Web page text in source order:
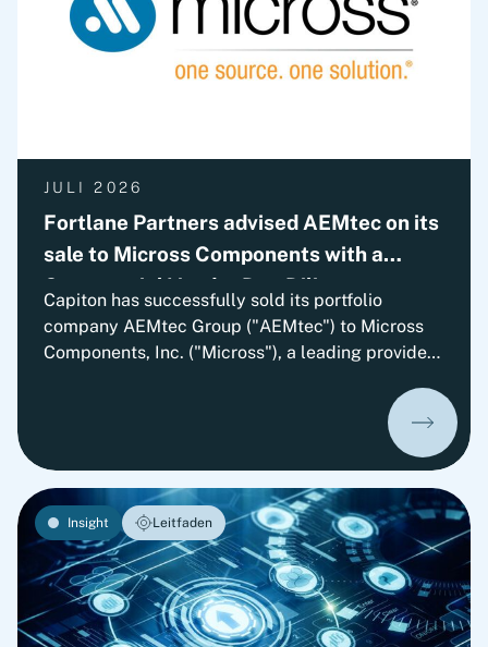
JULI 2026
Fortlane Partners advised AEMtec on its
sale to Micross Components with a
Commercial Vendor Due Diligence
Capiton has successfully sold its portfolio
company AEMtec Group ("AEMtec") to Micross
Components, Inc. ("Micross"), a leading provider
service solutions for aerospace, defense, space,
portfolio company of Behrman Capital. AEMtec is
advanced development and production of
complex opto- and microelectronic technology
solutions. The transaction is subject to approval
by the relevant authorities.
Insight Leitfaden